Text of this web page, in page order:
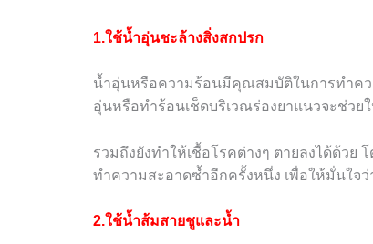
1.ใช้น้ำอุ่นชะล้างสิ่งสกปรก
น้ำอุ่นหรือความร้อนมีคุณสมบัติในการทำคว
อุ่นหรือทำร้อนเช็ดบริเวณร่องยาแนวจะช่ว
รวมถึงยังทำให้เชื้อโรคต่างๆ ตายลงได้ด้ว
ทำความสะอาดซ้ำอีกครั้งหนึ่ง เพื่อให้มั่นใจ
2.ใช้น้ำส้มสายชูและน้ำ